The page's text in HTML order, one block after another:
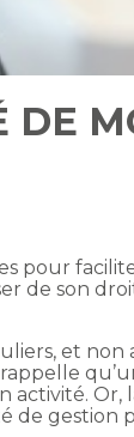
DE
pour
de son
et
de